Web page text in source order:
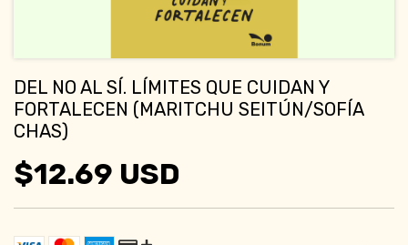
DEL NO AL SÍ. LÍMITES QUE CUIDAN Y
FORTALECEN (MARITCHU SEITÚN/SOFÍA
CHAS)
$12.69 USD